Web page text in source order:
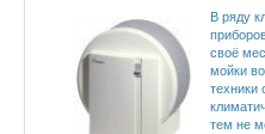
В ряду
своё
мойки
техники
тем не